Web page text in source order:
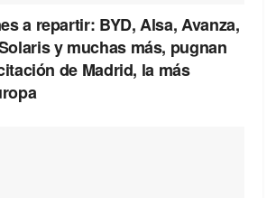
a repartir: BYD, Alsa, Avanza,
y muchas más, pugnan
de Madrid, la más